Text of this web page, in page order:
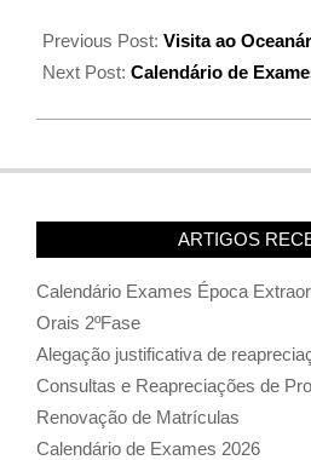
Previous Post: Visita ao
Next Post: Calendário de
ARTIGOS
Calendário Exames Época
Orais 2ºFase
Alegação justificativa de
Consultas e Reapreciações de
Renovação de Matrículas
Calendário de Exames 2026